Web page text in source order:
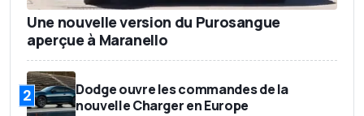
Une nouvelle version du Purosangue
aperçue à Maranello
2
Dodge ouvre les commandes de la
nouvelle Charger en Europe